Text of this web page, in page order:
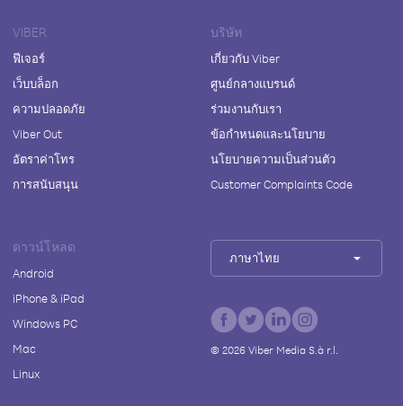
VIBER
ฟีเจอร์
เว็บบล็อก
ความปลอดภัย
Viber Out
อัตราค่าโทร
การสนับสนุน
บริษัท
เกี่ยวกับ Viber
ศูนย์กลางแบรนด์
ร่วมงานกับเรา
ข้อกำหนดและนโยบาย
นโยบายความเป็นส่วนตัว
Customer Complaints Code
ดาวน์โหลด
Android
iPhone & iPad
Windows PC
Mac
Linux
ภาษาไทย
© 2026Viber Media S.à r.l.